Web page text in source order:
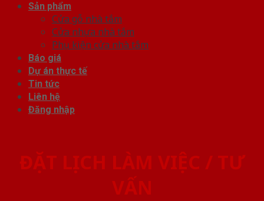
Sản phẩm
Cửa gỗ nhà tắm
Cửa nhựa nhà tắm
Phụ kiện cửa nhà tắm
Báo giá
Dự án thực tế
Tin tức
Liên hệ
Đăng nhập
ĐẶT LỊCH LÀM VIỆC / TƯ
VẤN